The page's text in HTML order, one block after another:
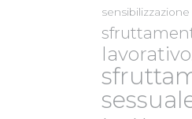
sensibilizzazione